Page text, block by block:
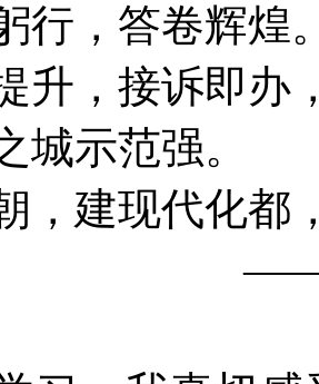
行，答卷辉煌
升，接诉即办
城示范强。
，建现代化都
——